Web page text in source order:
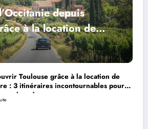
depuis
à la location de
pratique pour
la région rose
Toulouse grâce à la location de
: 3 itinéraires incontournables pour
week-end